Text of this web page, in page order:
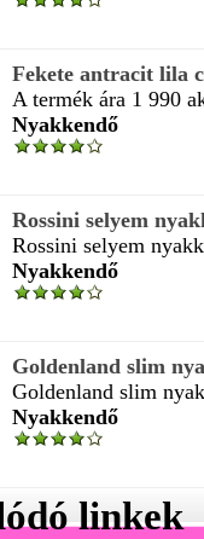
Fekete antracit lila
A termék ára 1 990
Nyakkendő
Rossini selyem
Rossini selyem
Nyakkendő
Goldenland slim
Goldenland slim
Nyakkendő
linkek